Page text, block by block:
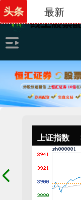
上证指数
头条 最新